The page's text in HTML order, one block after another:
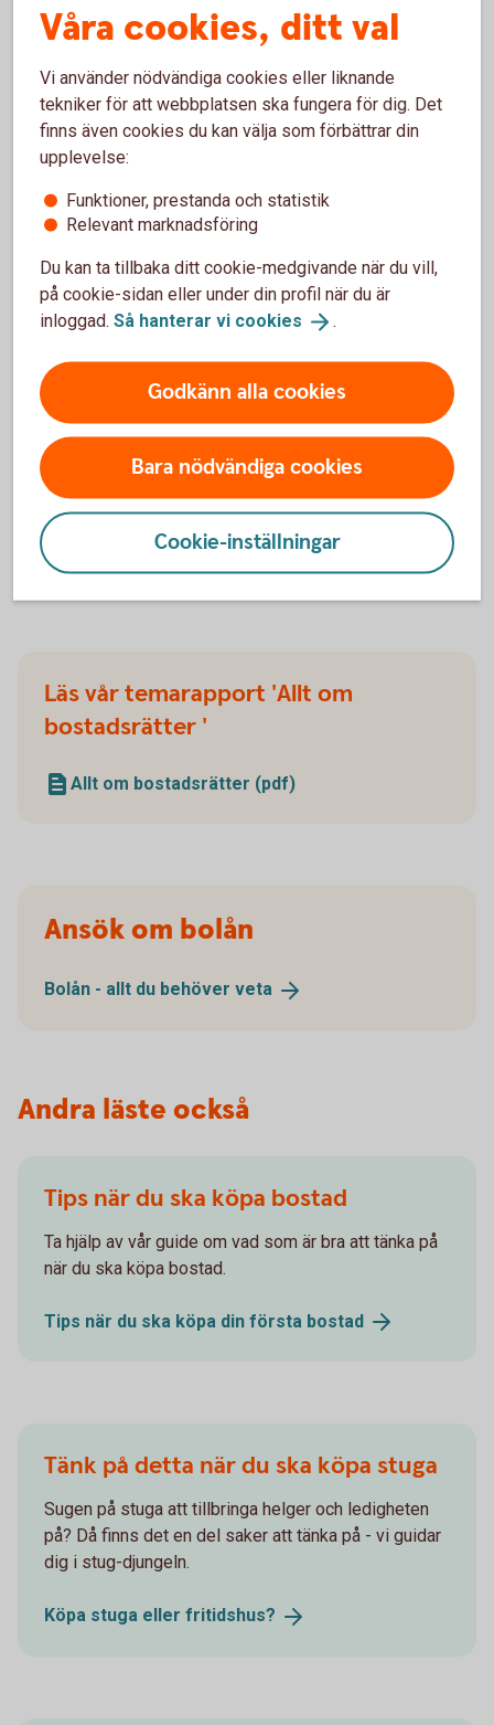
Arturo Arques
Privatekonom
godkänna cookies för Funktioner, prestanda
och statistik.
Ladda ner checklistan
Checklista för bostadsköp(pdf)
Läs vår temarapport 'Allt om
bostadsrätter '
Allt om bostadsrätter (pdf)
Ansök om bolån
Bolån - allt du behöver veta
Andra läste också
Tips när du ska köpa bostad
Ta hjälp av vår guide om vad som är bra att tänka på
när du ska köpa bostad.
Tips när du ska köpa din första bostad
Tänk på detta när du ska köpa stuga
Sugen på stuga att tillbringa helger och ledigheten
på? Då finns det en del saker att tänka på - vi guidar
dig i stug-djungeln.
Köpa stuga eller fritidshus?
Våra cookies, ditt val
Vi använder nödvändiga cookies eller liknande
tekniker för att webbplatsen ska fungera för dig. Det
finns även cookies du kan välja som förbättrar din
upplevelse:
Funktioner, prestanda och statistik
Relevant marknadsföring
Du kan ta tillbaka ditt cookie-medgivande när du vill,
på cookie-sidan eller under din profil när du är
inloggad. Så hanterar vi cookies .
Godkänn alla cookies
Bara nödvändiga cookies
Cookie-inställningar